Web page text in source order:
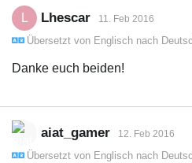
Lhescar 11. Feb 2016
Übersetzt von Englisch nach
Danke euch beiden!
aiat_gamer 12. Feb 2016
Übersetzt von Englisch nach